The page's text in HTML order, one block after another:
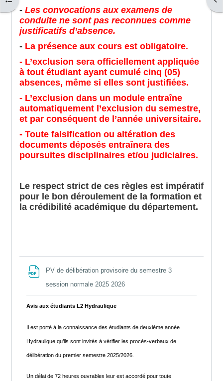
- Les convocations aux examens de
conduite ne sont pas reconnues comme
justificatifs d’absence.
- La présence aux cours est obligatoire.
- L’exclusion sera officiellement appliquée
à tout étudiant ayant cumulé cinq (05)
absences, même si elles sont justifiées.
- L’exclusion dans un module entraîne
automatiquement l’exclusion du semestre,
et par conséquent de l’année universitaire.
- Toute falsification ou altération des
documents déposés entraînera des
poursuites disciplinaires et/ou judiciaires.
Le respect strict de ces règles est impératif
pour le bon déroulement de la formation et
la crédibilité académique du département.
PV de délibération provisoire du semestre 3
session normale 2025 2026
Avis aux étudiants L2 Hydraulique
Il est porté à la connaissance des étudiants de deuxième année
Hydraulique qu’ils sont invités à vérifier les procès-verbaux de
délibération du premier semestre 2025/2026.
Un délai de 72 heures ouvrables leur est accordé pour toute